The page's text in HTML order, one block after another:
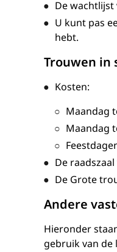
De
U kunt pas
hebt.
Trouwen in
Kosten:
Maandag
Maandag
De
De Grote
Andere
Hieronder
gebruik van de